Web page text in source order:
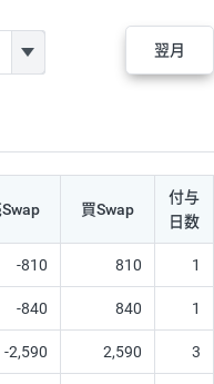
翌月
買Swap
付与
日数
-810 810 1
-840 840 1
-2,590 2,590 3